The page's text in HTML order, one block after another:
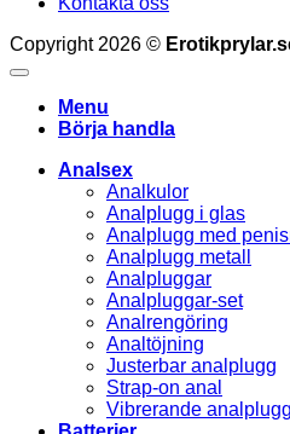
Copyright 2026 ©
Menu
Börja handla
Analsex
Analkulor
Analplugg i glas
Analplugg med
Analplugg metall
Analpluggar
Analpluggar-set
Analrengöring
Analtöjning
Justerbar analplugg
Strap-on anal
Vibrerande